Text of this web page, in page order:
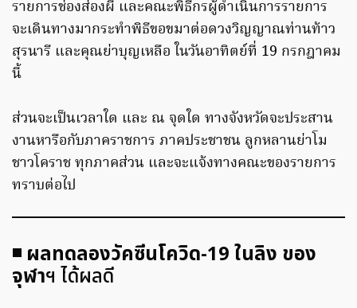
รายการช่องส่องผี และคณะพิธีกรผู้ดำเนินการรายการ
จะเดินทางมากระทำพิธีขอขมาต่อดวงวิญญาณท่านท้าว
สุรนารี และคุณย่าบุญเหลือ ในวันอาทิตย์ที่ 19 กรกฎาคม
นี้
ส่วนจะเป็นเวลาใด และ ณ จุดใด ทางจังหวัดจะประสาน
งานหารือกับภาคราชการ ภาคประชาชน ลูกหลานย่าโม
ชาวโคราช ทุกภาคส่วน และจะแจ้งทางคณะของรายการ
ทราบต่อไป
◾ ผลทดลองวัคซีนโควิด-19 ในลิง ของ
จุฬาฯ ได้ผลดี